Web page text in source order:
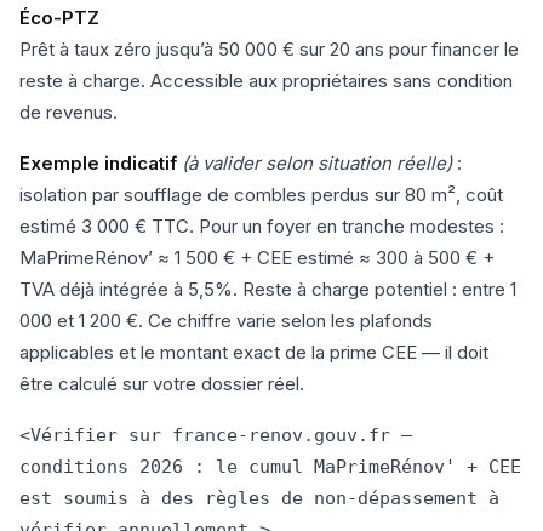
Éco-PTZ
Prêt à taux zéro jusqu’à 50 000 € sur 20 ans pour financer le
reste à charge. Accessible aux propriétaires sans condition
de revenus.
Exemple indicatif (à valider selon situation réelle):
isolation par soufflage de combles perdus sur 80 m², coût
estimé 3 000 € TTC. Pour un foyer en tranche modestes :
MaPrimeRénov’ ≈ 1 500 € + CEE estimé ≈ 300 à 500 € +
TVA déjà intégrée à 5,5%. Reste à charge potentiel : entre 1
000 et 1 200 €. Ce chiffre varie selon les plafonds
applicables et le montant exact de la prime CEE — il doit
être calculé sur votre dossier réel.
<Vérifier sur france-renov.gouv.fr —
conditions 2026 : le cumul MaPrimeRénov' + CEE
est soumis à des règles de non-dépassement à